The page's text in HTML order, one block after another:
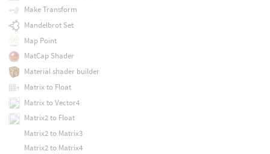
Make Transform
Mandelbrot Set
Map Point
MatCap Shader
Material shader builder
Matrix to Float
Matrix to Vector4
Matrix2 to Float
Matrix2 to Matrix3
Matrix2 to Matrix4